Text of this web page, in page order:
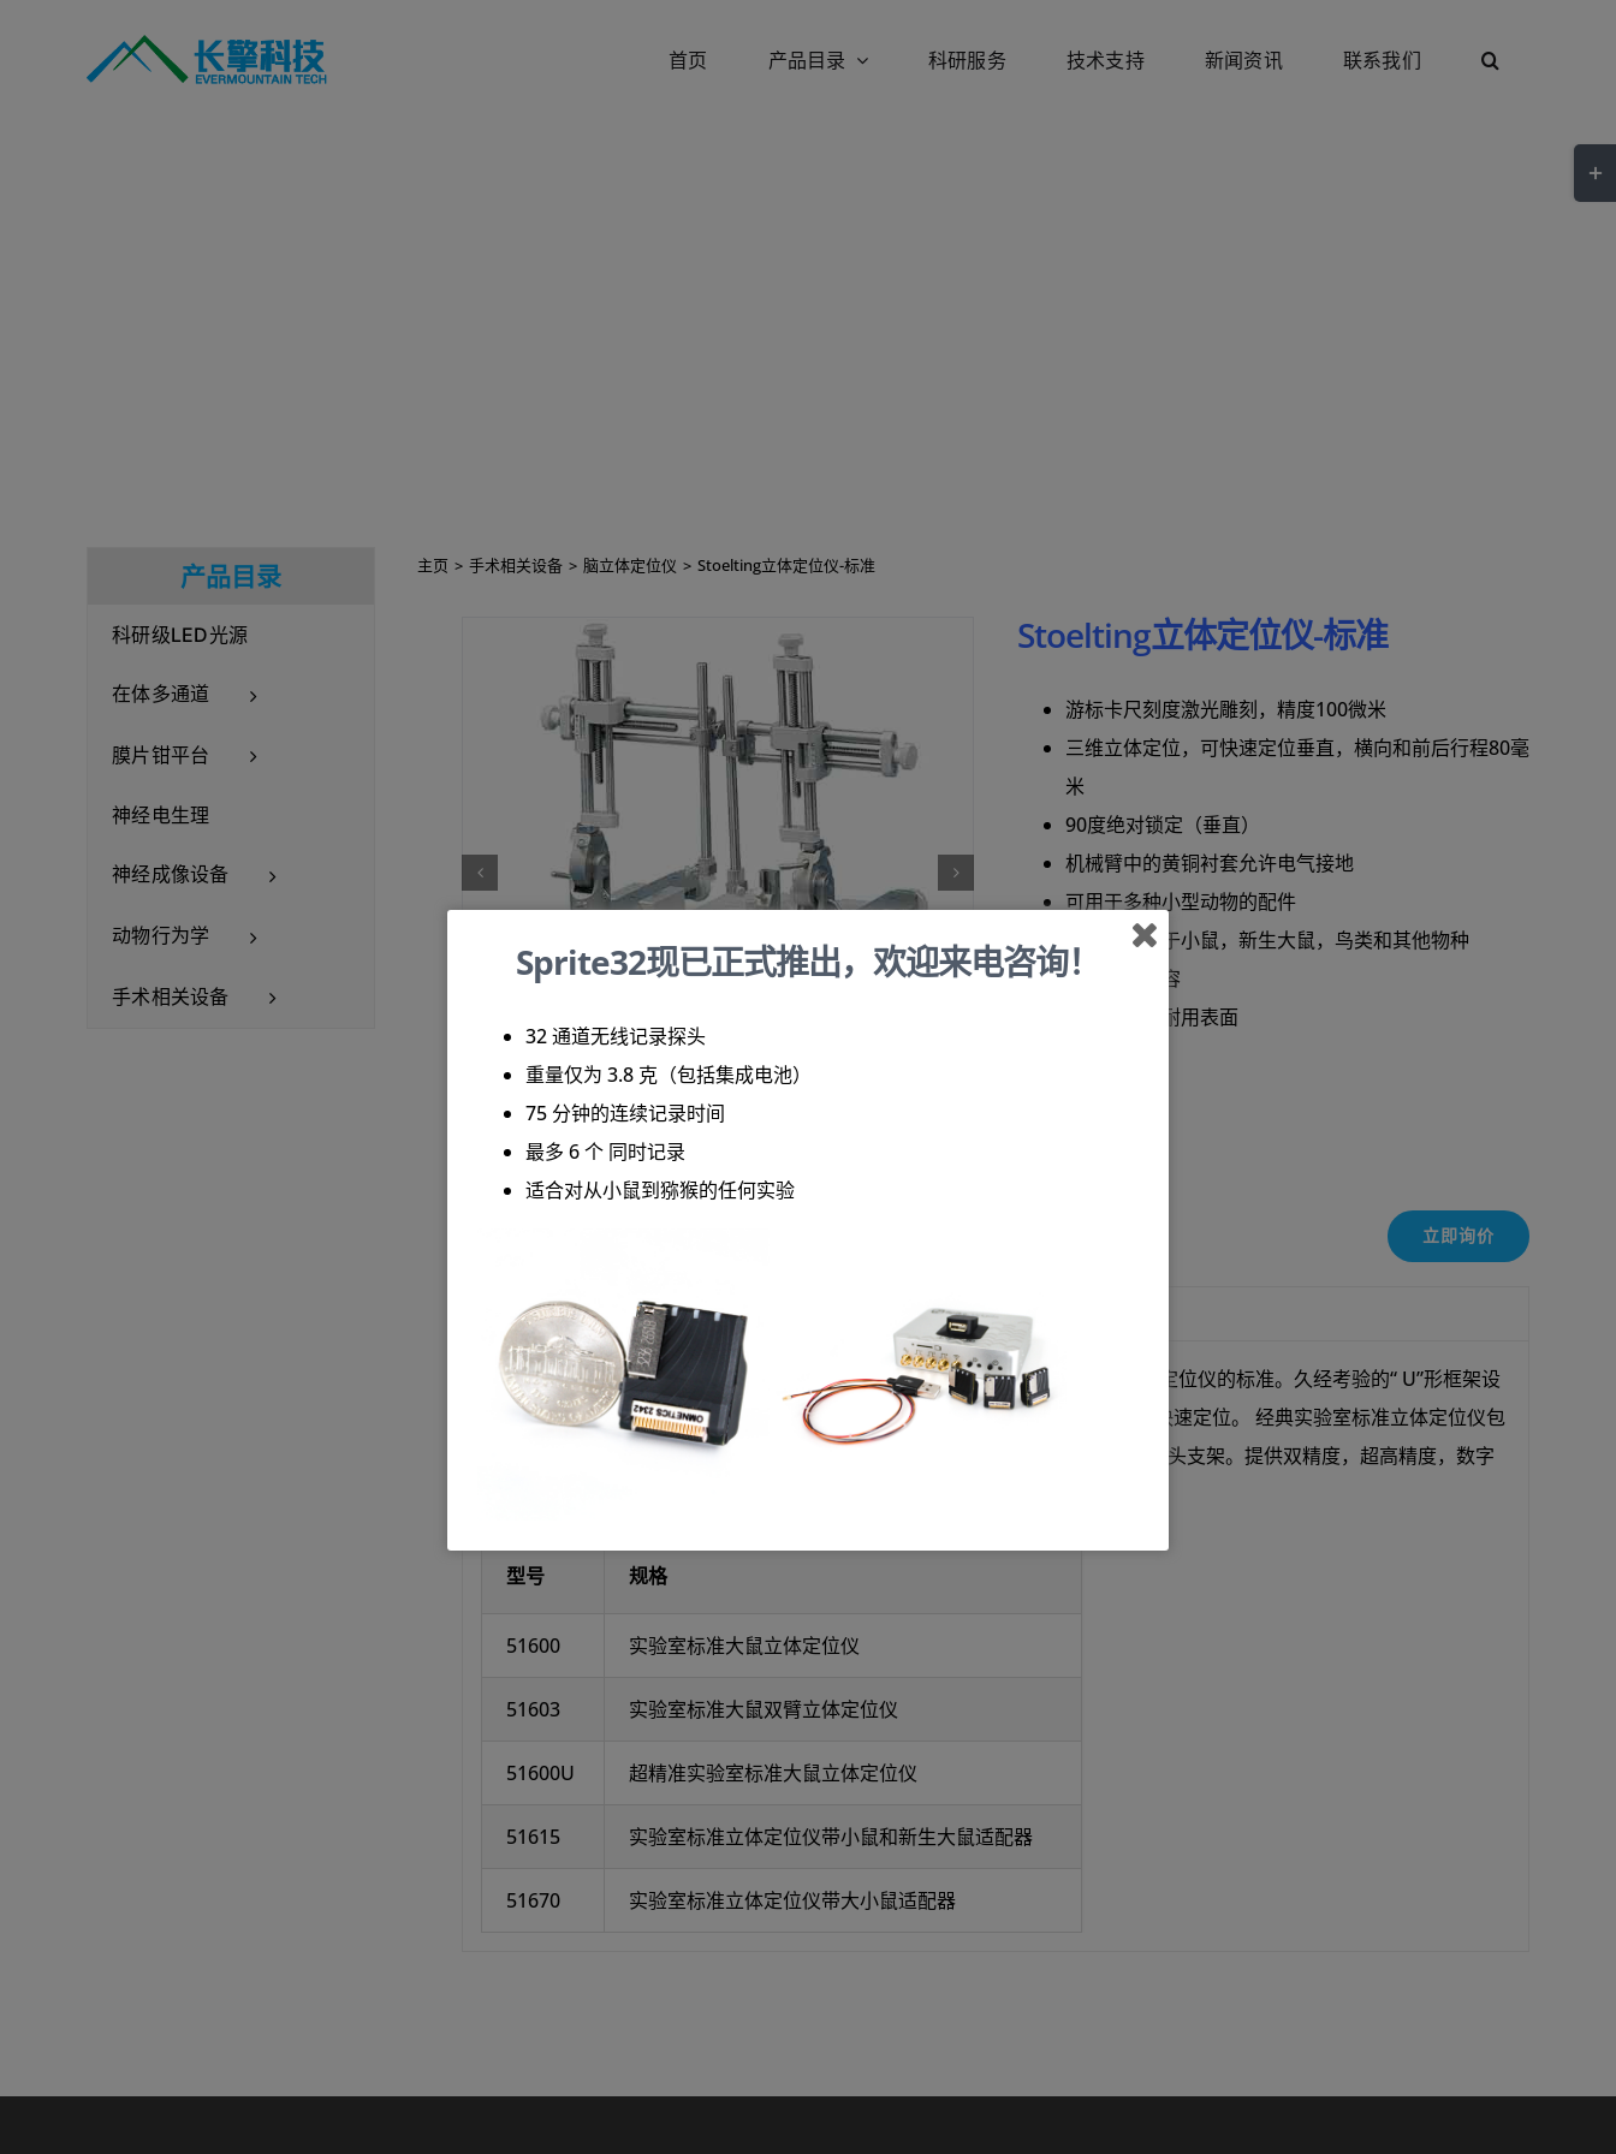
首页 产品目录 科研服务 技术支持 新闻资讯 联系我们
主页 手术相关设备 脑立体定位仪 Stoelting立体定位仪-标准
Stoelting立体定位仪-标准
游标卡尺刻度激光雕刻，精度100微米
三维立体定位，可快速定位垂直，横向和前后行程80毫
米
90度绝对锁定（垂直）
机械臂中的黄铜衬套允许电气接地
可用于多种小型动物的配件
适配器可用于小鼠，新生大鼠，鸟类和其他物种
气体麻醉兼容
易于清洁的耐用表面
立即询价
产品介绍 规格参数 硬件配件
近50年来，经典实验室标准（Lab Standard™）立体定位仪器一直是实验室立体定位仪的标准。久经考验的“ U”形框架设
计提供了稳定性和适应性，而该仪器独有的三导螺杆可实现平稳，一致的运动并快速定位。 经典实验室标准立体定位仪包
括一个100微米的3轴，左手操作臂，大鼠适配器，传统的（18˚）耳棒和转角夹探头支架。提供双精度，超高精度，数字
型号 规格
51600 实验室标准大鼠立体定位仪
51603 实验室标准大鼠双臂立体定位仪
51600U 超精准实验室标准大鼠立体定位仪
51615 实验室标准立体定位仪带小鼠和新生大鼠适配器
51670 实验室标准立体定位仪带大小鼠适配器
产品目录
科研级LED光源
在体多通道
膜片钳平台
神经电生理
神经成像设备
动物行为学
手术相关设备
Sprite32现已正式推出，欢迎来电咨询！
32 通道无线记录探头
重量仅为 3.8 克（包括集成电池）
75 分钟的连续记录时间
最多 6 个 同时记录
适合对从小鼠到猕猴的任何实验